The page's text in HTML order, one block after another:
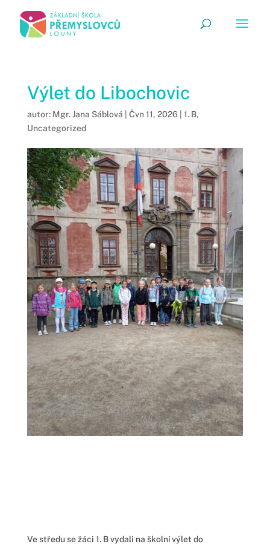
Výlet do Libochovic
autor: Mgr. Jana Sáblová Čvn 11, 2026| 1. B,
Uncategorized
Ve středu se žáci 1. B vydali na školní výlet do